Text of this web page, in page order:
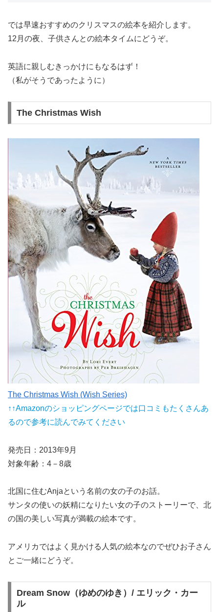
では早速おすすめのクリスマスの絵本を紹介します。
12月の夜、子供さんとの絵本タイムにどうぞ。
英語に親しむきっかけにもなるはず！
（私がそうであったように）
The Christmas Wish
The Christmas Wish (Wish Series)
↑↑Amazonのショッピングページでは口コミもたくさんあ
るので参考に読んでみてください
発売日：2013年9月
対象年齢：4－8歳
北国に住むAnjaという名前の女の子のお話。
サンタの使いの妖精になりたい女の子のストーリーで、北
の国の美しい写真が満載の絵本です。
アメリカではよく見かける人気の絵本なのでぜひお子さん
とご一緒にどうぞ。
Dream Snow（ゆめのゆき）/ エリック・カー
ル